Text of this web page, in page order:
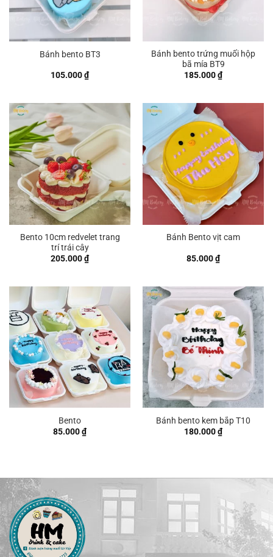
Bánh bento BT3
105.000₫
Bánh bento trứng muối hộp
bã mía BT9
185.000₫
Bento 10cm redvelet trang
trí trái cây
205.000₫
Bánh Bento vịt cam
85.000₫
Bento
85.000₫
Bánh bento kem bắp T10
180.000₫